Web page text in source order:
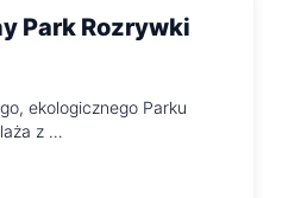
Park Rozrywki
ekologicznego Parku
z …